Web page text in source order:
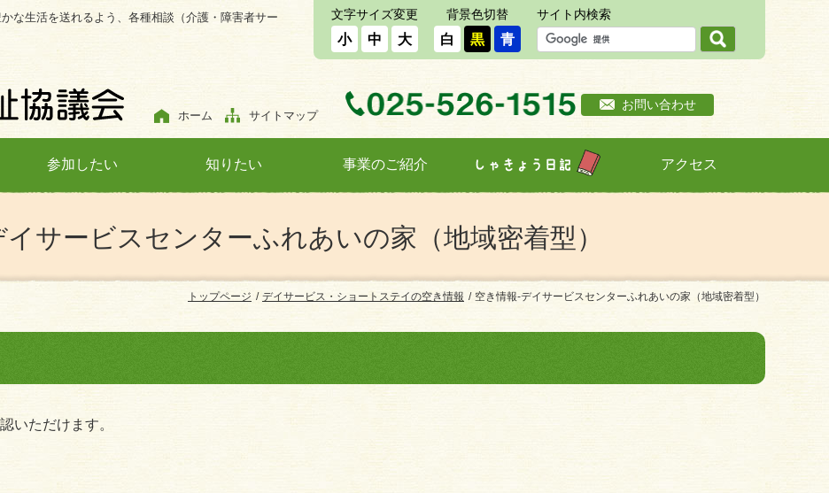
な生活を送れるよう、各種相談（介護・障害者サー
ホーム サイトマップ
お問い合わせ
文字サイズ変更
小 中 大
背景色切替
白 黒 青
サイト内検索
参加したい 知りたい 事業のご紹介 しゃきょう日記 アクセス
サービスセンターふれあいの家（地域密着型）
トップページ デイサービス・ショートステイの空き情報 空き情報-デイサービスセンターふれあいの家（地域密着型）
いただけます。